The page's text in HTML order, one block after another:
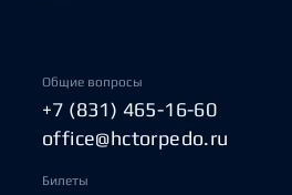
Общие вопросы
+7 (831) 465-16-60
office@hctorpedo.ru
Билеты